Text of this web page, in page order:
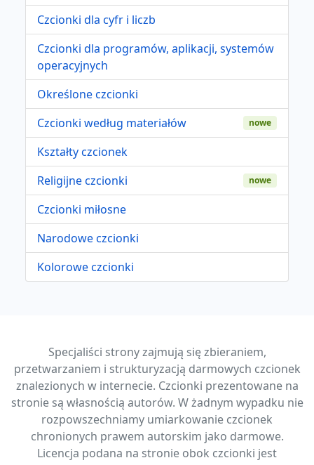
Czcionki dla cyfr i liczb
Czcionki dla programów, aplikacji, systemów
operacyjnych
Określone czcionki
Czcionki według materiałów
nowe
Kształty czcionek
Religijne czcionki
nowe
Czcionki miłosne
Narodowe czcionki
Kolorowe czcionki
Specjaliści strony zajmują się zbieraniem,
przetwarzaniem i strukturyzacją darmowych czcionek
znalezionych w internecie. Czcionki prezentowane na
stronie są własnością autorów. W żadnym wypadku nie
rozpowszechniamy umiarkowanie czcionek
chronionych prawem autorskim jako darmowe.
Licencja podana na stronie obok czcionki jest